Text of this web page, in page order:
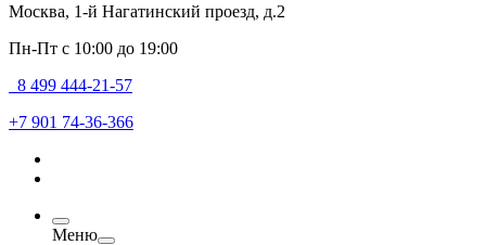
Москва, 1-й Нагатинский проезд, д.2
Пн-Пт с 10:00 до 19:00
8 499 444-21-57
+7 901 74-36-366
Меню